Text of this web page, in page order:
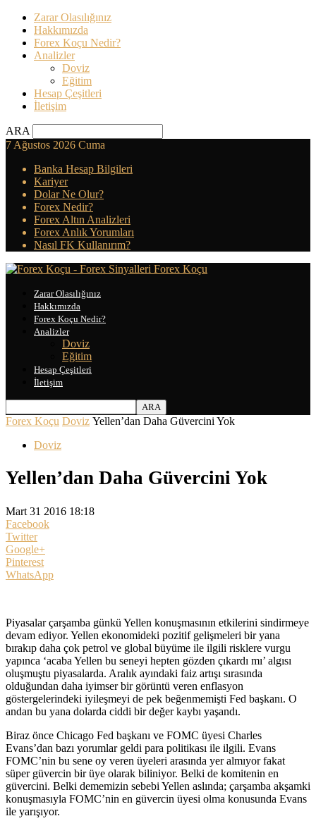
Zarar Olasılığınız
Hakkımızda
Forex Koçu Nedir?
Analizler
Doviz
Eğitim
Hesap Çeşitleri
İletişim
ARA
7 Ağustos 2026 Cuma
Banka Hesap Bilgileri
Kariyer
Dolar Ne Olur?
Forex Nedir?
Forex Altın Analizleri
Forex Anlık Yorumları
Nasıl FK Kullanırım?
Forex Koçu
Zarar Olasılığınız
Hakkımızda
Forex Koçu Nedir?
Analizler
Doviz
Eğitim
Hesap Çeşitleri
İletişim
Forex Koçu Doviz Yellen’dan Daha Güvercini Yok
Doviz
Yellen’dan Daha Güvercini Yok
Mart 31 2016 18:18
Facebook
Twitter
Google+
Pinterest
WhatsApp
Piyasalar çarşamba günkü Yellen konuşmasının etkilerini sindirmeye
devam ediyor. Yellen ekonomideki pozitif gelişmeleri bir yana
bırakıp daha çok petrol ve global büyüme ile ilgili risklere vurgu
yapınca ‘acaba Yellen bu seneyi hepten gözden çıkardı mı’ algısı
oluşmuştu piyasalarda. Aralık ayındaki faiz artışı sırasında
olduğundan daha iyimser bir görüntü veren enflasyon
göstergelerindeki iyileşmeyi de pek beğenmemişti Fed başkanı. O
andan bu yana dolarda ciddi bir değer kaybı yaşandı.
Biraz önce Chicago Fed başkanı ve FOMC üyesi Charles
Evans’dan bazı yorumlar geldi para politikası ile ilgili. Evans
FOMC’nin bu sene oy veren üyeleri arasında yer almıyor fakat
süper güvercin bir üye olarak biliniyor. Belki de komitenin en
güvercini. Belki dememizin sebebi Yellen aslında; çarşamba akşamki
konuşmasıyla FOMC’nin en güvercin üyesi olma konusunda Evans
ile yarışıyor.